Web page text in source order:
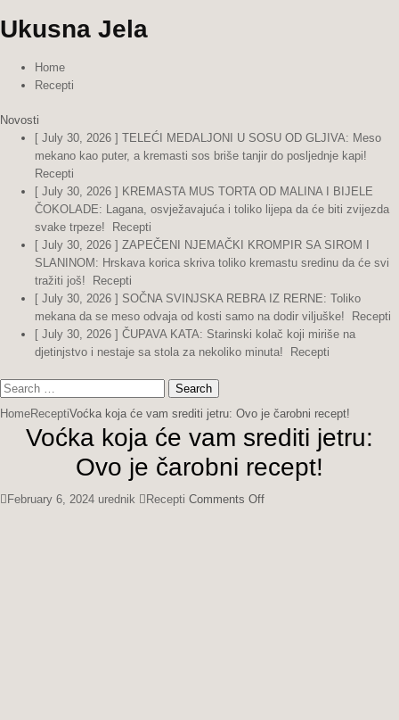
Ukusna Jela
Home
Recepti
Novosti
[ July 30, 2026 ] TELEĆI MEDALJONI U SOSU OD GLJIVA: Meso
mekano kao puter, a kremasti sos briše tanjir do posljednje kapi!
Recepti
[ July 30, 2026 ] KREMASTA MUS TORTA OD MALINA I BIJELE
ČOKOLADE: Lagana, osvježavajuća i toliko lijepa da će biti zvijezda
svake trpeze!
Recepti
[ July 30, 2026 ] ZAPEČENI NJEMAČKI KROMPIR SA SIROM I
SLANINOM: Hrskava korica skriva toliko kremastu sredinu da će svi
tražiti još!
Recepti
[ July 30, 2026 ] SOČNA SVINJSKA REBRA IZ RERNE: Toliko
mekana da se meso odvaja od kosti samo na dodir viljuške!
Recepti
[ July 30, 2026 ] ČUPAVA KATA: Starinski kolač koji miriše na
djetinjstvo i nestaje sa stola za nekoliko minuta!
Recepti
Search
HomeReceptiVoćka koja će vam srediti jetru: Ovo je čarobni recept!
Voćka koja će vam srediti jetru:
Ovo je čarobni recept!
February 6, 2024 urednik Recepti Comments Offon